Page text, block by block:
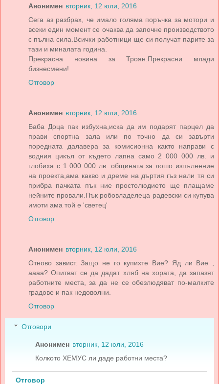
Анонимен вторник, 12 юли, 2016
Сега аз разбрах, че имало голяма поръчка за мотори и
всеки един момент се очаква да започне производството
с пълна сила.Всички работници ще си получат парите за
тази и миналата година.
Прекрасна новина за Троян.Прекрасни млади
бизнесмени!
Отговор
Анонимен вторник, 12 юли, 2016
Баба Доца пак избухна,иска да им подарят парцел да
прави спортна зала или по точно да си завърти
поредната далавера за комисионна както направи с
водния цикъл от където лапна само 2 000 000 лв. и
глобиха с 1 000 000 лв. общината за лошо изпълнение
на проекта,ама какво и дреме на дъртия гъз нали тя си
прибра пачката пък ние простолюдието ще плащаме
нейните провали.Пък робовладелеца радевски си купува
имоти ама той е 'светец'
Отговор
Анонимен вторник, 12 юли, 2016
Отново завист. Защо не го купихте Вие? Яд ли Вие ,
аааа? Опитват се да дадат хляб на хората, да запазят
работните места, за да не се обезлюдяват по-малките
градове и пак недоволни.
Отговор
Отговори
Анонимен вторник, 12 юли, 2016
Колкото ХЕМУС ли даде работни места?
Отговор